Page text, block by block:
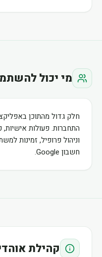
מי יכול
חלק גדול מהתוכן
התחברות. פעולות
וניהול פרופיל, זמינות
חשבון Google.
קהילת